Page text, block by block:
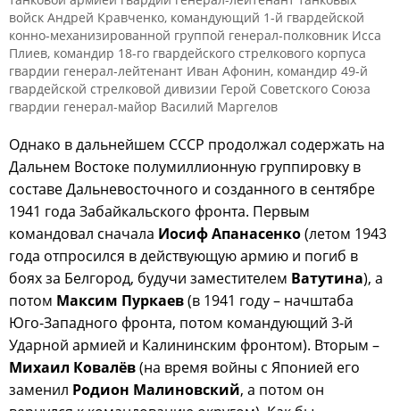
войск Андрей Кравченко, командующий 1-й гвардейской
конно-механизированной группой генерал-полковник Исса
Плиев, командир 18-го гвардейского стрелкового корпуса
гвардии генерал-лейтенант Иван Афонин, командир 49-й
гвардейской стрелковой дивизии Герой Советского Союза
гвардии генерал-майор Василий Маргелов
Однако в дальнейшем СССР продолжал содержать на
Дальнем Востоке полумиллионную группировку в
составе Дальневосточного и созданного в сентябре
1941 года Забайкальского фронта. Первым
командовал сначала Иосиф Апанасенко(летом 1943
года отпросился в действующую армию и погиб в
боях за Белгород, будучи заместителем Ватутина), а
потом Максим Пуркаев(в 1941 году – начштаба
Юго-Западного фронта, потом командующий 3-й
Ударной армией и Калининским фронтом). Вторым –
Михаил Ковалёв(на время войны с Японией его
заменил Родион Малиновский, а потом он